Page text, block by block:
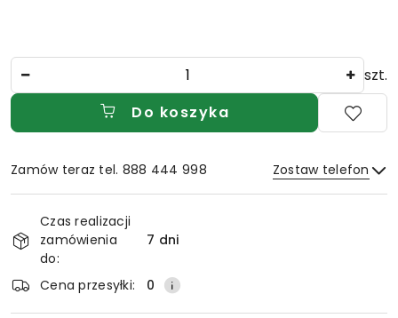
szt.
Do koszyka
Zamów teraz tel. 888 444 998 Zostaw telefon
Wyślij
i
dostawa
Czas realizacji
zamówienia
do:
7 dni
Cena przesyłki: 0